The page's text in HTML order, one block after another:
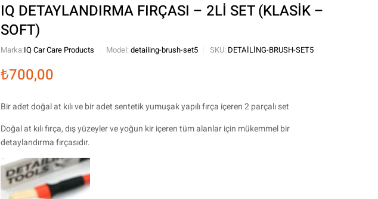
₺550,00
₺590,00
IQ DETAYLANDIRMA FIRÇASI – 2Lİ SET (KLASİK –
SOFT)
Marka:IQ Car Care Products Model: detailing-brush-set5 SKU: DETAILING-BRUSH-SET5
₺700,00
Bir adet doğal at kılı ve bir adet sentetik yumuşak yapılı fırça içeren 2 parçalı set
Doğal at kılı fırça, dış yüzeyler ve yoğun kir içeren tüm alanlar için mükemmel bir
detaylandırma fırçasıdır.